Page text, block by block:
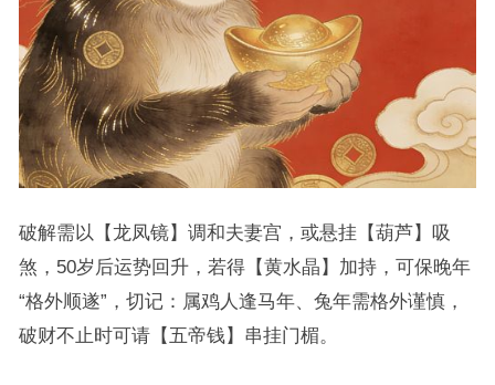
破解需以【龙凤镜】调和夫妻宫，或悬挂【葫芦】吸
煞，50岁后运势回升，若得【黄水晶】加持，可保晚年
“格外顺遂”，切记：属鸡人逢马年、兔年需格外谨慎，
破财不止时可请【五帝钱】串挂门楣。